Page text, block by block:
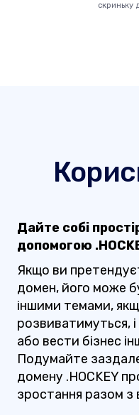
скриньку
Дайте собі
допомогою
Якщо ви
домен, його може
іншими темами,
розвиватимуться,
або вести бізнес
Подумайте
домену .HOCKEY
зростання разом з